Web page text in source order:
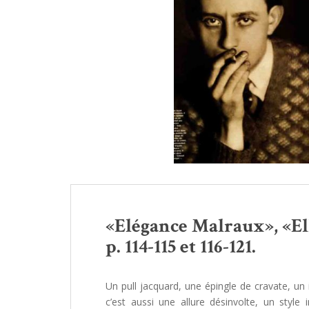
«Elégance Malraux»,
p. 114-115 et 116-121.
Un pull jacquard, une épingle de cravate,
c’est aussi une allure désinvolte, un style